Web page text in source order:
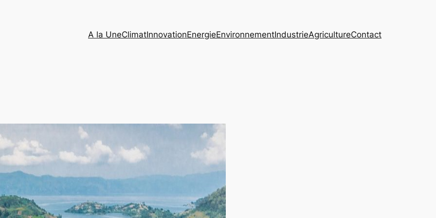
A la UneClimatInnovationEnergieEnvironnementIndustrieAgricultureContact